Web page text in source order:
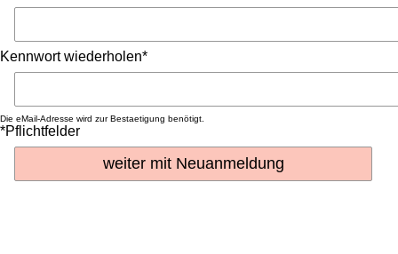
Kennwort wiederholen*
Die eMail-Adresse wird zur Bestaetigung benötigt.
*Pflichtfelder